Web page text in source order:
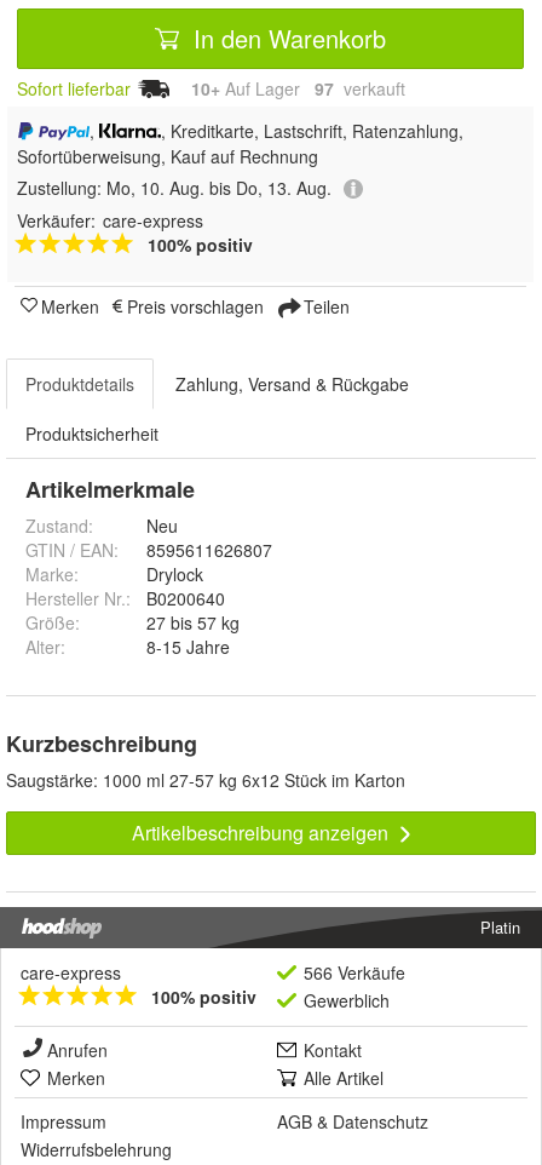
In den Warenkorb
Sofort lieferbar 10+ Auf Lager 97 verkauft
,
, Kreditkarte, Lastschrift, Ratenzahlung,
Sofortüberweisung, Kauf auf Rechnung
Zustellung: Mo, 10. Aug. bis Do, 13. Aug.
Verkäufer: care-express
100% positiv
Merken Preis vorschlagen Teilen
Produktdetails Zahlung, Versand & Rückgabe
Produktsicherheit
Artikelmerkmale
Zustand:
Neu
GTIN / EAN:
8595611626807
Marke:
Drylock
Hersteller Nr.:
B0200640
Größe:
27 bis 57 kg
Alter: 8-15 Jahre
Kurzbeschreibung
Saugstärke: 1000 ml 27-57 kg 6x12 Stück im Karton
Artikelbeschreibung anzeigen
Platin
care-express
100% positiv
566 Verkäufe
Gewerblich
Anrufen
Kontakt
Merken
Alle Artikel
Impressum
AGB & Datenschutz
Widerrufsbelehrung